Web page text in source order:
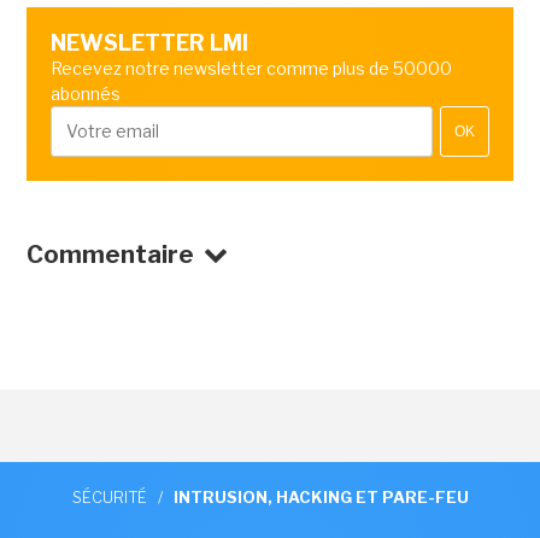
NEWSLETTER LMI
Recevez notre newsletter comme plus de 50000
abonnés
OK
Commentaire
SÉCURITÉ / INTRUSION, HACKING ET PARE-FEU